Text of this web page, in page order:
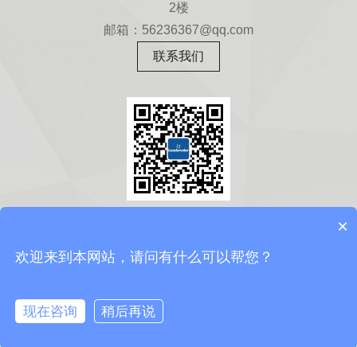
2楼
邮箱：56236367@qq.com
联系我们
Copyright © 2010-2016 版权所有
×
欢迎来到本网站，请问有什么可以帮您？
现在咨询
稍后再说
在线咨询